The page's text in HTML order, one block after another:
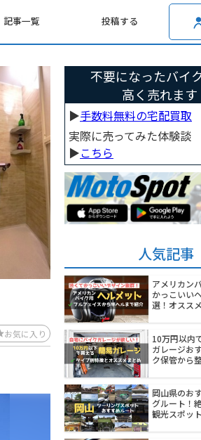
記事一覧 投稿する
お気に入り
不要になったバイ
高く売れます
▶︎手数料無料の宅配買取
実際に売ってみた体験談
▶︎こちら
人気記事
アメリカン
かっこいい
選！オスス
10万円以内
ガレージお
ク保管から
岡山県のお
グルート！
観光スポッ